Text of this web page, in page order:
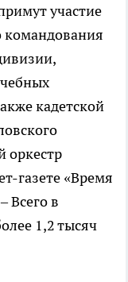
участие
командования
кадетской
оркестр
газете «Время
Всего в
1,2 тысяч